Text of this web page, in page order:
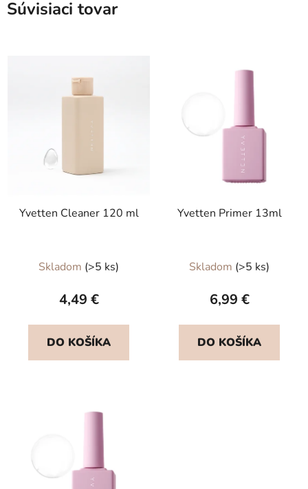
Súvisiaci tovar
Yvetten Cleaner 120 ml
Skladom (>5 ks)
4,49 €
DO KOŠÍKA
Yvetten Primer 13ml
hodnotenie
produktu
5,0
z
Skladom (>5 ks)
6,99 €
DO KOŠÍKA